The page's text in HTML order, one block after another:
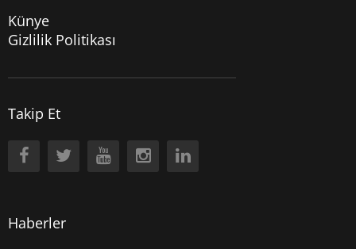
Künye
Gizlilik Politikası
Takip Et
Haberler